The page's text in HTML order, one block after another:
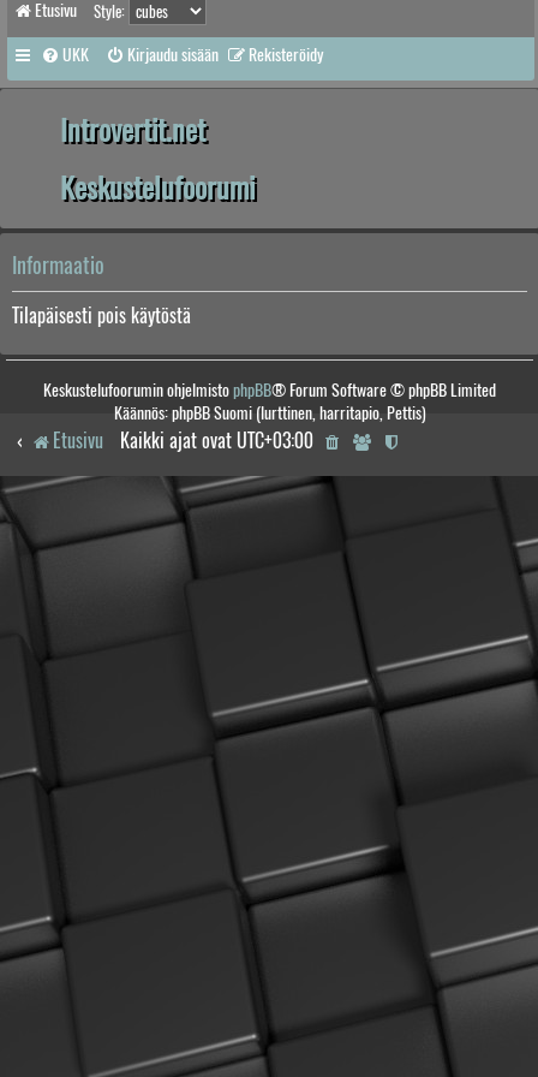
Etusivu Style:
UKK Kirjaudu sisään Rekisteröidy
Introvertit.net
Keskustelufoorumi
Informaatio
Tilapäisesti pois käytöstä
Keskustelufoorumin ohjelmistophpBB® Forum Software © phpBB Limited
Käännös: phpBB Suomi (lurttinen, harritapio, Pettis)
Etusivu Kaikki ajat ovat UTC+03:00